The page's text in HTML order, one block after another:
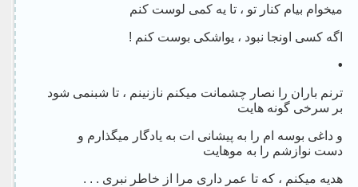
میخوام بیام کنار تو ، تا یه کمی لوست کنم
اگه کسی اونجا نبود ، یواشکی بوست کنم !
•
ترنم باران را نصار چشمانت میکنم نازنینم ، تا شبنمی شود
بر سرخی گونه هایت
و داغی بوسه ام را به پیشانی ات به یادگار میگذارم و
دست نوازشم را به موهایت
هدیه میکنم ، که تا عمر داری مرا از خاطر نبری . . .